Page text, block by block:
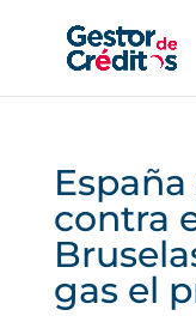
contra
gas el